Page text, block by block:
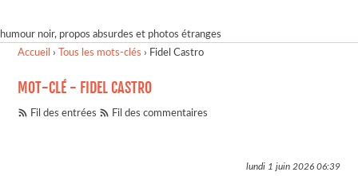
humour noir, propos absurdes et photos étranges
Accueil › Tous les mots-clés › Fidel Castro
MOT-CLÉ - FIDEL CASTRO
Fil des entrées Fil des commentaires
lundi 1 juin 202606:39